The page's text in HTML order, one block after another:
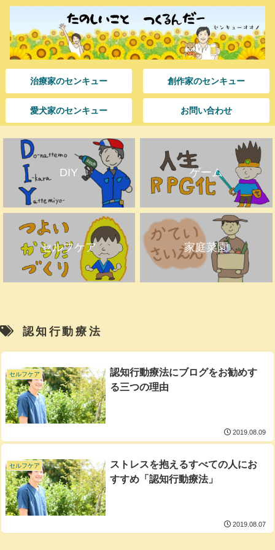
治療家のセンキュー 創作家のセンキュー
愛犬家のセンキュー お問い合わせ
DIY ゲーム
セルフケア 家庭菜園
認知行動療法
セルフケア
認知行動療法にブログをお勧めす
る三つの理由
2019.08.09
セルフケア
ストレスを抱えるすべての人にお
すすめ「認知行動療法」
2019.08.07